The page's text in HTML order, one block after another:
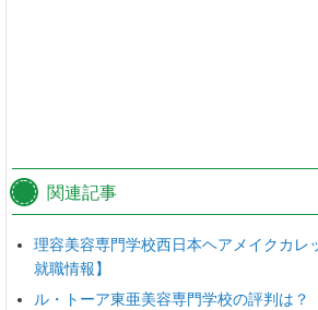
関連記事
理容美容専門学校西日本ヘアメイクカレ
就職情報】
ル・トーア東亜美容専門学校の評判は？